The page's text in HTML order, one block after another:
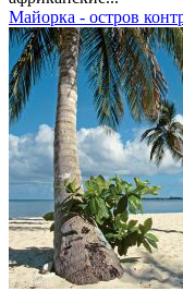
Майорка - остров